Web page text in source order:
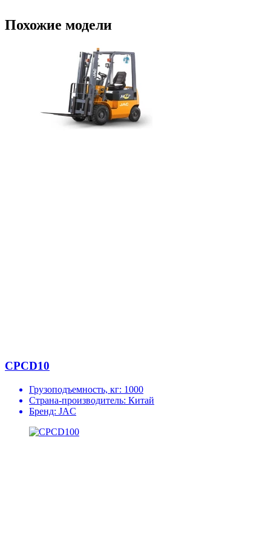
Похожие модели
CPCD10
Грузоподъемность, кг: 1000
Страна-производитель: Китай
Бренд: JAC